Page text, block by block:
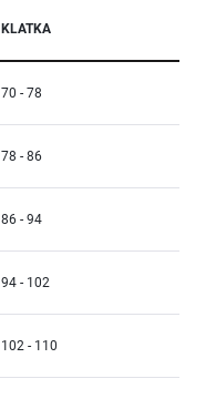
KLATKA
70 - 78
78 - 86
86 - 94
94 - 102
102 - 110